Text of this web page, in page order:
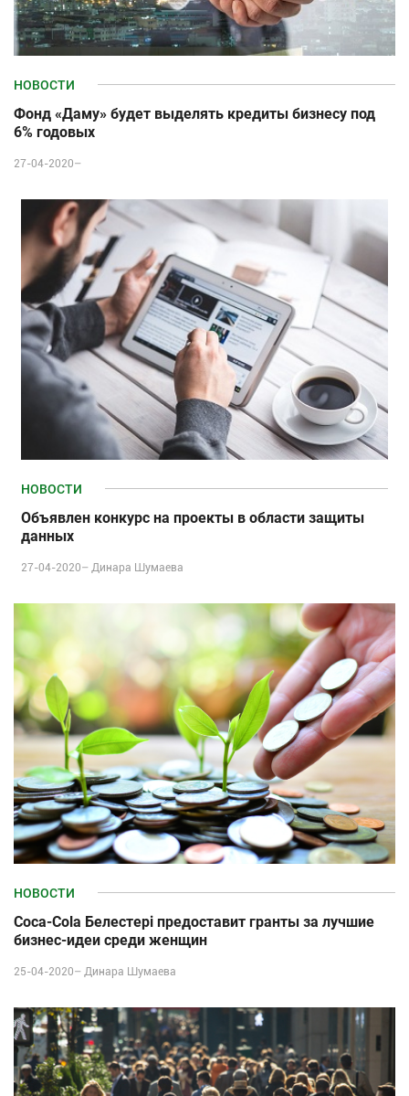
НОВОСТИ
Фонд «Даму» будет выделять кредиты бизнесу под
6% годовых
27-04-2020–
НОВОСТИ
Объявлен конкурс на проекты в области защиты
данных
27-04-2020– Динара Шумаева
НОВОСТИ
Coca-Cola Белестері предоставит гранты за лучшие
бизнес-идеи среди женщин
25-04-2020– Динара Шумаева